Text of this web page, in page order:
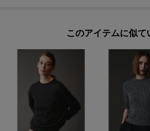
このアイテムに似て